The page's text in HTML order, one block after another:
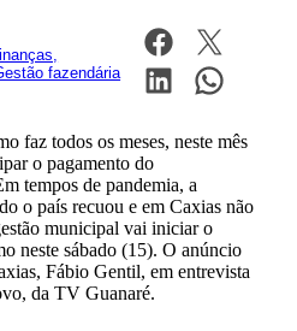
fazendária
faz todos os meses, neste mês
o pagamento do
tempos de pandemia, a
o país recuou e em Caxias não
municipal vai iniciar o
neste sábado (15). O anúncio
Fábio Gentil, em entrevista
da TV Guanaré.